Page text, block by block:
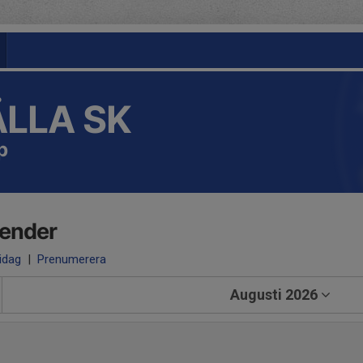
SK
| Prenumerera
Augusti 2026